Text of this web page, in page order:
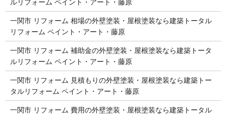
ルリフォーム ペイント・アート・藤原
一関市 リフォーム 相場の外壁塗装・屋根塗装なら建築トータル
リフォーム ペイント・アート・藤原
一関市 リフォーム 補助金の外壁塗装・屋根塗装なら建築トータ
ルリフォーム ペイント・アート・藤原
一関市 リフォーム 見積もりの外壁塗装・屋根塗装なら建築トー
タルリフォーム ペイント・アート・藤原
一関市 リフォーム 費用の外壁塗装・屋根塗装なら建築トータル